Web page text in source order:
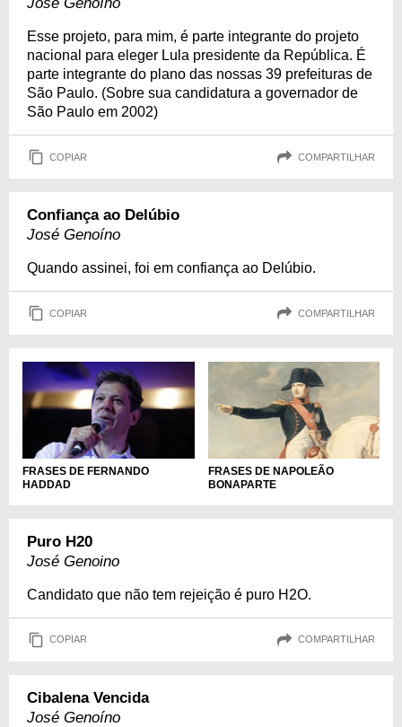
Esse projeto, para mim, é parte integrante do projeto
nacional para eleger Lula presidente da República. É
parte integrante do plano das nossas 39 prefeituras de
São Paulo. (Sobre sua candidatura a governador de
São Paulo em 2002)
COPIAR COMPARTILHAR
Confiança ao Delúbio
José Genoíno
Quando assinei, foi em confiança ao Delúbio.
COPIAR COMPARTILHAR
FRASES DE FERNANDO
HADDAD
FRASES DE NAPOLEÃO
BONAPARTE
Puro H20
José Genoino
Candidato que não tem rejeição é puro H2O.
COPIAR COMPARTILHAR
Cibalena Vencida
José Genoíno